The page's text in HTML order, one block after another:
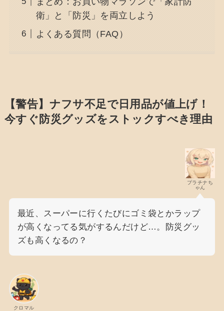
衛」と「防災」を両立しよう
よくある質問（FAQ）
【警告】ナフサ不足で日用品が値上げ！
今すぐ防災グッズをストックすべき理由
プラチナち
ゃん
最近、スーパーに行くたびにゴミ袋とかラップ
が高くなってる気がするんだけど…。防災グッ
ズも高くなるの？
クロマル